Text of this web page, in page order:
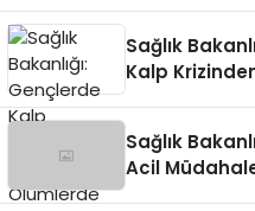
Sağlık
Kalp
Sağlık
Acil